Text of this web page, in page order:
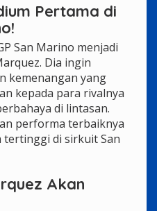
Pertama di
San Marino menjadi
Dia ingin
kemenangan yang
kepada para rivalnya
di lintasan.
performa terbaiknya
tertinggi di sirkuit San
Akan